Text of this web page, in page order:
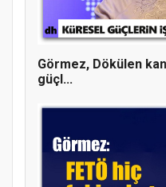
MÜFTÜ
Görmez, Dökülen
güçl...